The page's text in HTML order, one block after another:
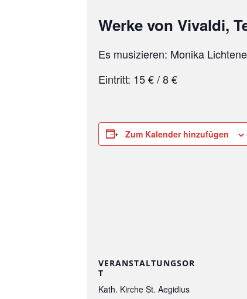
Werke von Vivaldi,
Es musizieren: Monika
Eintritt: 15 € / 8 €
Zum Kalender hinzufügen
VERANSTALTUNGSOR
T
Kath. Kirche St. Aegidius